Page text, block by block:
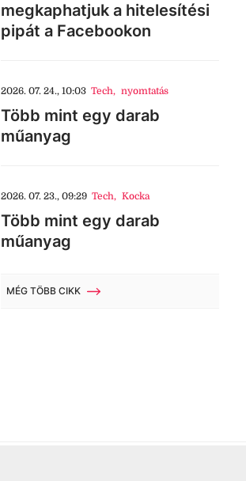
megkaphatjuk a hitelesítési
pipát a Facebookon
2026. 07. 24., 10:03 Tech, nyomtatás
Több mint egy darab
műanyag
2026. 07. 23., 09:29 Tech, Kocka
Több mint egy darab
műanyag
MÉG TÖBB CIKK